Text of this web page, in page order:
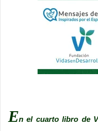
En el cuarto libro de